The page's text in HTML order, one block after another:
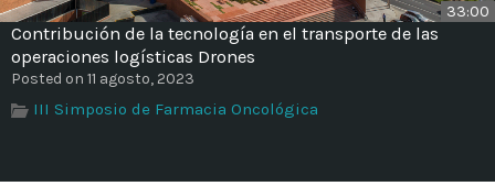
33:00
Contribución de la tecnología en el transporte de las
operaciones logísticas Drones
Posted on 11 agosto, 2023
III Simposio de Farmacia Oncológica